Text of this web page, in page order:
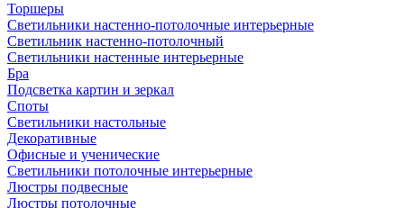
Торшеры
Светильники настенно-потолочные интерьерные
Светильник настенно-потолочный
Светильники настенные интерьерные
Бра
Подсветка картин и зеркал
Споты
Светильники настольные
Декоративные
Офисные и ученические
Светильники потолочные интерьерные
Люстры подвесные
Люстры потолочные